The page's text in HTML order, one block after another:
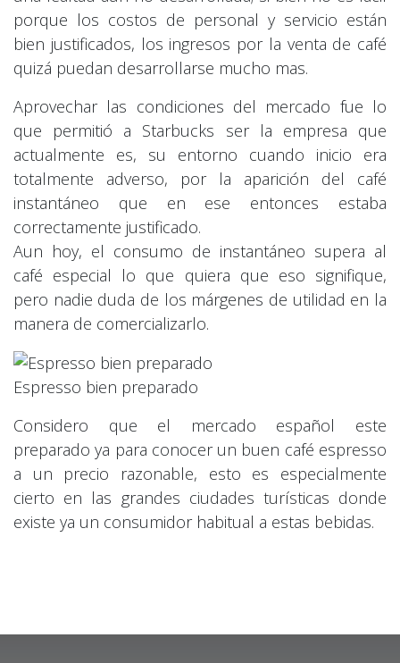
porque los costos de personal y servicio están
bien justificados, los ingresos por la venta de café
quizá puedan desarrollarse mucho mas.
Aprovechar las condiciones del mercado fue lo
que permitió a Starbucks ser la empresa que
actualmente es, su entorno cuando inicio era
totalmente adverso, por la aparición del café
instantáneo que en ese entonces estaba
correctamente justificado.
Aun hoy, el consumo de instantáneo supera al
café especial lo que quiera que eso signifique,
pero nadie duda de los márgenes de utilidad en la
manera de comercializarlo.
Espresso bien preparado
Considero que el mercado español este
preparado ya para conocer un buen café espresso
a un precio razonable, esto es especialmente
cierto en las grandes ciudades turísticas donde
existe ya un consumidor habitual a estas bebidas.